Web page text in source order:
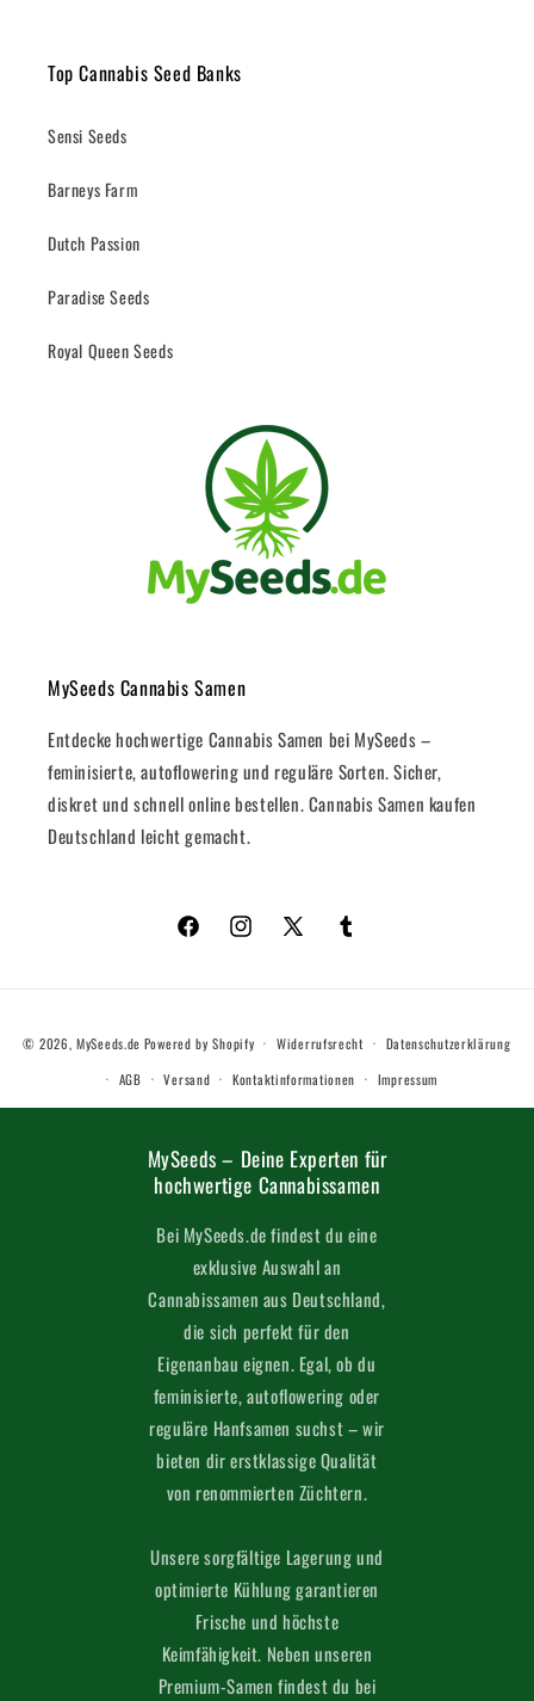
Top Cannabis Seed Banks
Sensi Seeds
Barneys Farm
Dutch Passion
Paradise Seeds
Royal Queen Seeds
MySeeds Cannabis Samen
Entdecke hochwertige Cannabis Samen bei MySeeds –
feminisierte, autoflowering und reguläre Sorten. Sicher,
diskret und schnell online bestellen. Cannabis Samen kaufen
Deutschland leicht gemacht.
FacebookInstagram
X
Tumblr
© 2026,MySeeds.de Powered by Shopify Widerrufsrecht
Datenschutzerklärung
AGB
Versand Kontaktinformationen Impressum
MySeeds – Deine Experten für
hochwertige Cannabissamen
Bei MySeeds.de findest du eine
exklusive Auswahl an
Cannabissamen aus Deutschland,
die sich perfekt für den
Eigenanbau eignen. Egal, ob du
feminisierte, autoflowering oder
reguläre Hanfsamen suchst – wir
bieten dir erstklassige Qualität
von renommierten Züchtern.
Unsere sorgfältige Lagerung und
optimierte Kühlung garantieren
Frische und höchste
Keimfähigkeit. Neben unseren
Premium-Samen findest du bei